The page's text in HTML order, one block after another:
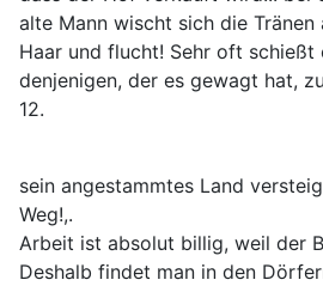
alte Mann wischt sich die Tränen
Haar und flucht! Sehr oft schießt
denjenigen, der es gewagt hat,
12.
sein angestammtes Land
Weg!,.
Arbeit ist absolut billig, weil der
Deshalb findet man in den